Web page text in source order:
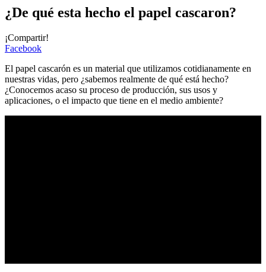
¿De qué esta hecho el papel cascaron?
¡Compartir!
Facebook
El papel cascarón es un material que utilizamos cotidianamente en
nuestras vidas, pero ¿sabemos realmente de qué está hecho?
¿Conocemos acaso su proceso de producción, sus usos y
aplicaciones, o el impacto que tiene en el medio ambiente?